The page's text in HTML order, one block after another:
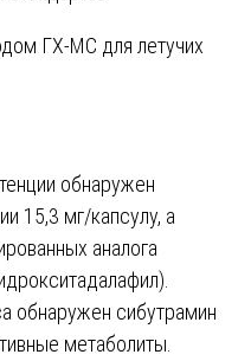
ГХ-МС для летучих
обнаружен
15,3 мг/капсулу, а
аналога
обнаружен сибутрамин
метаболиты.